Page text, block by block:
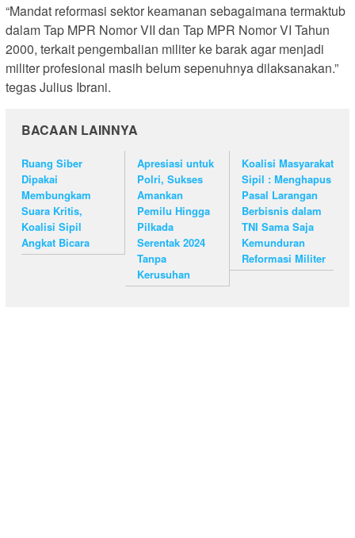
“Mandat reformasi sektor keamanan sebagaimana termaktub
dalam Tap MPR Nomor VII dan Tap MPR Nomor VI Tahun
2000, terkait pengembalian militer ke barak agar menjadi
militer profesional masih belum sepenuhnya dilaksanakan.”
tegas Julius Ibrani.
BACAAN LAINNYA
Ruang Siber
Dipakai
Membungkam
Suara Kritis,
Koalisi Sipil
Angkat Bicara
Apresiasi untuk
Polri, Sukses
Amankan
Pemilu Hingga
Pilkada
Serentak 2024
Tanpa
Kerusuhan
Koalisi Masyarakat
Sipil : Menghapus
Pasal Larangan
Berbisnis dalam
TNI Sama Saja
Kemunduran
Reformasi Militer